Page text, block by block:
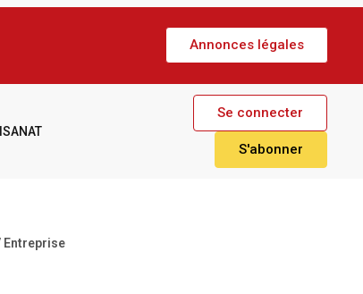
Annonces légales
Se connecter
S'abonner
Entreprise